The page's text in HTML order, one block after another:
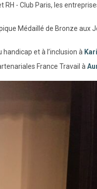
RH - Club Paris, les
Médaillé de Bronze aux
et à l’inclusion à
France Travail à